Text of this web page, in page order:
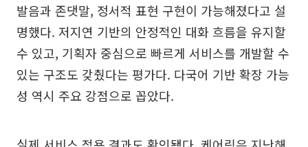
발음과 존댓말, 정서적 표현 구현이 가능해졌다고 설
명했다. 저지연 기반의 안정적인 대화 흐름을 유지할
수 있고, 기획자 중심으로 빠르게 서비스를 개발할 수
있는 구조도 갖췄다는 평가다. 다국어 기반 확장 가능
성 역시 주요 강점으로 꼽았다.